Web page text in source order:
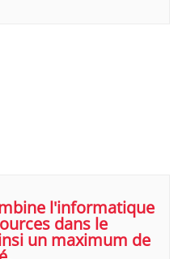
l'informatique
dans le
un maximum de